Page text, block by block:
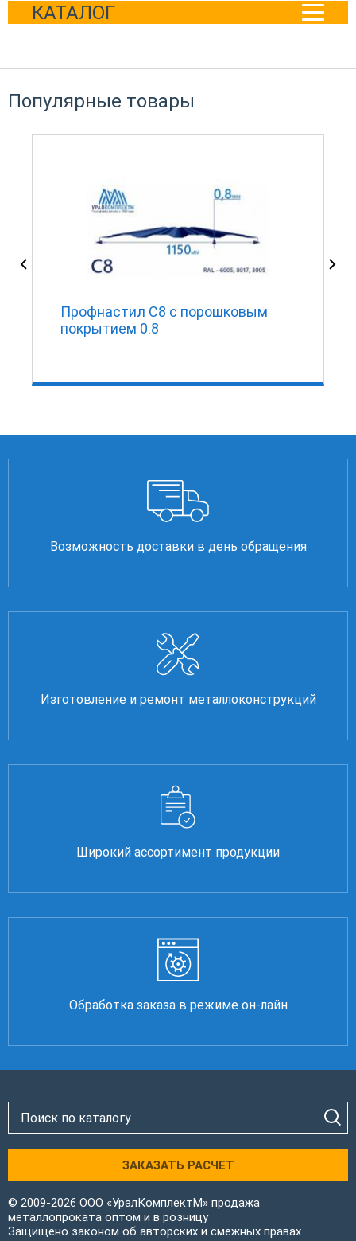
КАТАЛОГ
Популярные товары
Профнастил С8 с порошковым
покрытием 0.8
Возможность доставки в день обращения
Изготовление и ремонт металлоконструкций
Широкий ассортимент продукции
Обработка заказа в режиме он-лайн
ЗАКАЗАТЬ РАСЧЕТ
© 2009-2026 ООО «УралКомплектМ» продажа
металлопроката оптом и в розницу
Защищено законом об авторских и смежных правах